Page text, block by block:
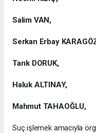
Salim VAN,
Serkan Erbay
Tarık DORUK,
Haluk ALTINAY,
Mahmut TAHAOĞLU,
Suç işlemek amacıyla